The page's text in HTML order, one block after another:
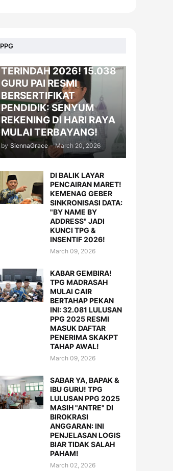
PPG
BERITA
TERINDAH 2026! 15.038
GURU PAI RESMI
BERSERTIFIKAT
PENDIDIK: SENYUM
REKENING DI HARI RAYA
MULAI TERBAYANG!
by SiennaGrace - March 20, 2026
DI BALIK LAYAR
PENCAIRAN MARET!
KEMENAG GEBER
SINKRONISASI DATA:
"BY NAME BY
ADDRESS" JADI
KUNCI TPG &
INSENTIF 2026!
March 09, 2026
KABAR GEMBIRA!
TPG MADRASAH
MULAI CAIR
BERTAHAP PEKAN
INI: 32.081 LULUSAN
PPG 2025 RESMI
MASUK DAFTAR
PENERIMA SKAKPT
TAHAP AWAL!
March 09, 2026
SABAR YA, BAPAK &
IBU GURU! TPG
LULUSAN PPG 2025
MASIH "ANTRE" DI
BIROKRASI
ANGGARAN: INI
PENJELASAN LOGIS
BIAR TIDAK SALAH
PAHAM!
March 02, 2026